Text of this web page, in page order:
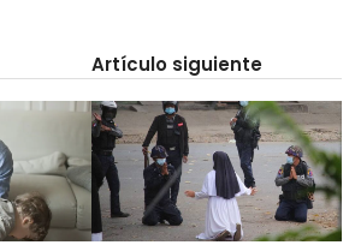
Artículo siguiente